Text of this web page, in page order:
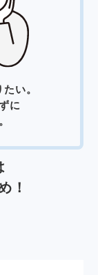
い。
に
！